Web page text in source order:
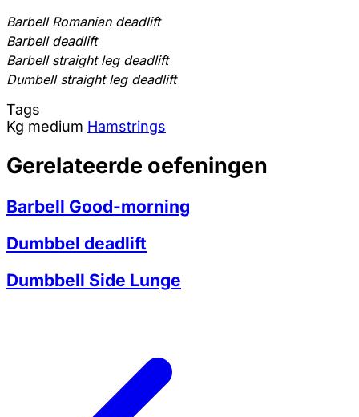
Barbell Romanian deadlift
Barbell deadlift
Barbell straight leg deadlift
Dumbell straight leg deadlift
Tags
Kg medium Hamstrings
Gerelateerde oefeningen
Barbell Good-morning
Dumbbel deadlift
Dumbbell Side Lunge